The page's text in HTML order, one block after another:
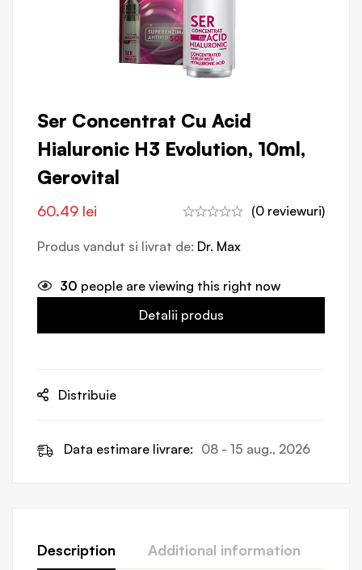
Ser Concentrat Cu Acid
Hialuronic H3 Evolution, 10ml,
Gerovital
60.49 lei (0 reviewuri)
Produs vandut si livrat de: Dr. Max
30 people are viewing this right now
Detalii produs
Distribuie
Data estimare livrare: 08 - 15 aug., 2026
Description Additional information